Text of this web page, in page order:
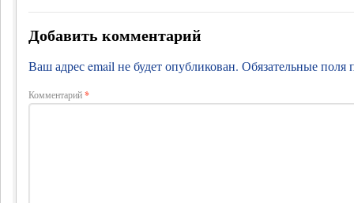
Добавить комментарий
Ваш адрес email не будет опубликован. Обязательные
Комментарий*